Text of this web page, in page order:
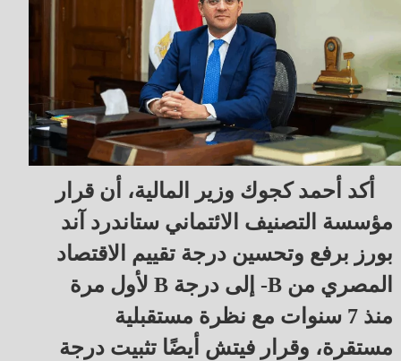
أكد أحمد كجوك وزير المالية، أن قرار
مؤسسة التصنيف الائتماني ستاندرد آند
بورز برفع وتحسين درجة تقييم الاقتصاد
المصري من B- إلى درجة B لأول مرة
منذ 7 سنوات مع نظرة مستقبلية
مستقرة، وقرار فيتش أيضًا تثبيت درجة